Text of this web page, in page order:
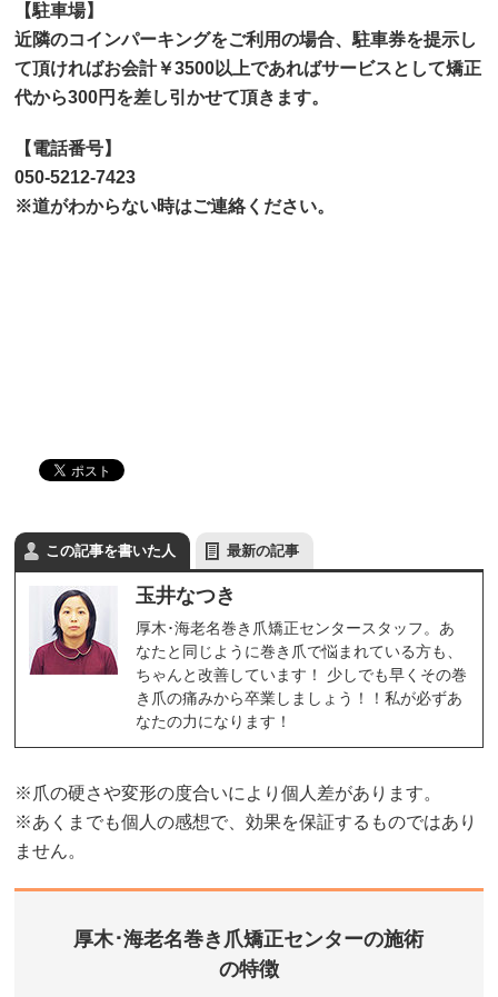
【駐車場】
近隣のコインパーキングをご利用の場合、駐車券を提示し
て頂ければお会計￥3500以上であればサービスとして矯正
代から300円を差し引かせて頂きます。
【電話番号】
050-5212-7423
※道がわからない時はご連絡ください。
この記事を書いた人 最新の記事
玉井なつき
厚木･海老名巻き爪矯正センタースタッフ。あ
なたと同じように巻き爪で悩まれている方も、
ちゃんと改善しています！ 少しでも早くその巻
き爪の痛みから卒業しましょう！！私が必ずあ
なたの力になります！
※爪の硬さや変形の度合いにより個人差があります。
※あくまでも個人の感想で、効果を保証するものではあり
ません。
厚木･海老名巻き爪矯正センターの施術
の特徴